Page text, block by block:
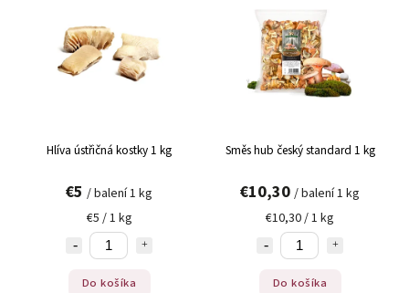
Hlíva ústřičná kostky 1 kg
€5 / balení 1 kg
€5 / 1 kg
Do košíka
Směs hub český standard 1 kg
€10,30 / balení 1 kg
€10,30 / 1 kg
Do košíka